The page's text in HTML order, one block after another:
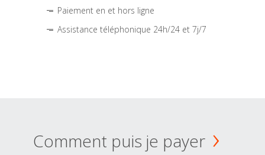
Paiement en et hors ligne
Assistance téléphonique 24h/24 et 7j/7
Comment puis je payer